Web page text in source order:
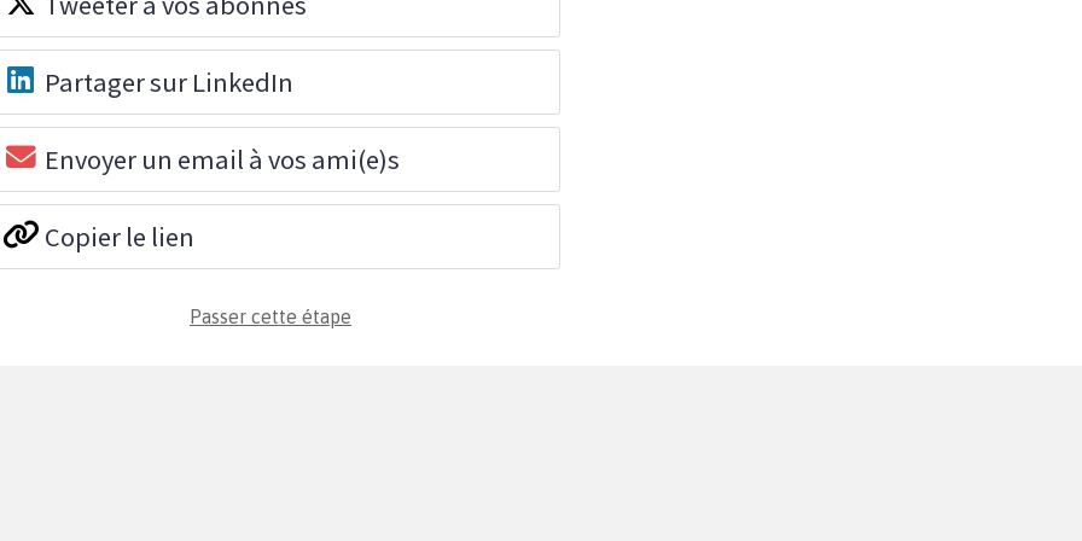
Partager sur LinkedIn
Envoyer un email à vos ami(e)s
Copier le lien
Passer cette étape